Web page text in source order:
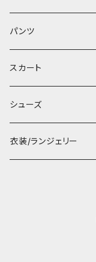
パンツ
スカート
シューズ
衣装/ランジェリー